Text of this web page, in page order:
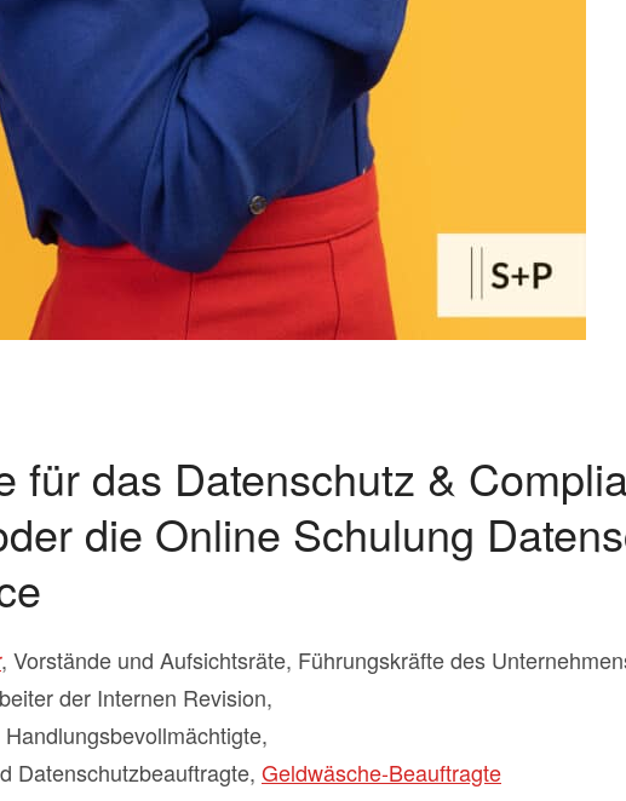
für das Datenschutz &
die Online Schulung
, Vorstände und Aufsichtsräte, Führungskräfte des
der Internen Revision,
Datenschutzbeauftragte, Geldwäsche-Beauftragte